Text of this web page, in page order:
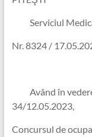
Serviciul
Nr. 8324 /
Având în vedere
34/12.05.2023,
Concursul de